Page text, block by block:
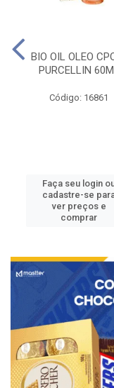
BIO OIL OLEO
PURCELLIN
Código: 16861
Faça seu login
cadastre-se
ver preços e
comprar